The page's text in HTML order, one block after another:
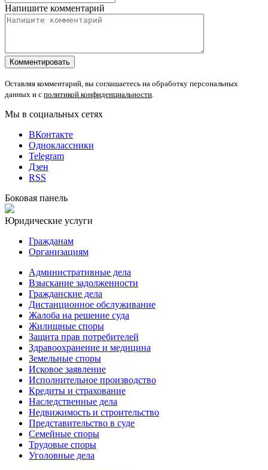
Напишите комментарий
Оставляя комментарий, вы соглашаетесь на обработку персональных
данных и с политикой конфиденциальности.
Мы в социальных сетях
ВКонтакте
Одноклассники
Telegram
Дзен
RSS
Боковая панель
Юридические услуги
Гражданам
Организациям
Административные дела
Взыскание задолженности
Гражданские дела
Дистанционное обслуживание
Жалоба на решение суда
Жилищные споры
Защита прав потребителей
Здравоохранение и медицина
Земельные споры
Исковое заявление
Исполнительное производство
Кредиты и страхование
Наследственные дела
Недвижимость и строительство
Представительство в суде
Семейные споры
Трудовые споры
Уголовные дела